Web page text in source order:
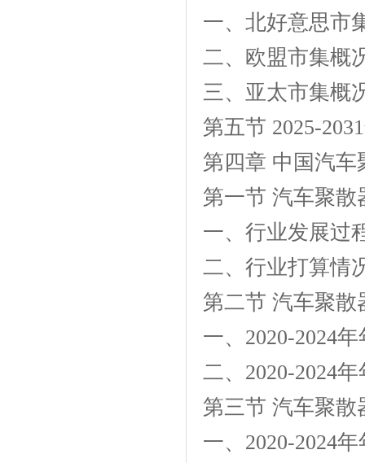
一、北好意思市
二、欧盟市集概
三、亚太市集概
第五节 2025-
第四章 中国汽
第一节 汽车聚
一、行业发展过
二、行业打算情
第二节 汽车聚
一、2020-2024
二、2020-2024
第三节 汽车聚
一、2020-2024